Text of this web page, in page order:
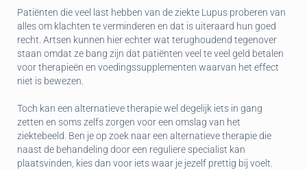
Patiënten die veel last hebben van de ziekte Lupus proberen van
alles om klachten te verminderen en dat is uiteraard hun goed
recht. Artsen kunnen hier echter wat terughoudend tegenover
staan omdat ze bang zijn dat patiënten veel te veel geld betalen
voor therapieën en voedingssupplementen waarvan het effect
niet is bewezen.
Toch kan een alternatieve therapie wel degelijk iets in gang
zetten en soms zelfs zorgen voor een omslag van het
ziektebeeld. Ben je op zoek naar een alternatieve therapie die
naast de behandeling door een reguliere specialist kan
plaatsvinden, kies dan voor iets waar je jezelf prettig bij voelt.